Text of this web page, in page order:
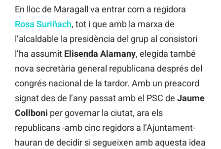
En lloc de Maragall va entrar com a regidora
Rosa Suriñach, tot i que amb la marxa de
l’alcaldable la presidència del grup al consistori
l’ha assumit Elisenda Alamany, elegida també
nova secretària general republicana després del
congrés nacional de la tardor. Amb un preacord
signat des de l’any passat amb el PSC de Jaume
Collboni per governar la ciutat, ara els
republicans -amb cinc regidors a l’Ajuntament-
hauran de decidir si segueixen amb aquesta idea